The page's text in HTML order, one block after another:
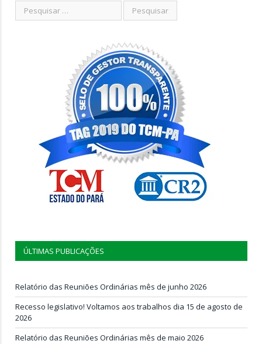
ÚLTIMAS PUBLICAÇÕES
Relatório das Reuniões Ordinárias mês de junho 2026
Recesso legislativo! Voltamos aos trabalhos dia 15 de agosto de
2026
Relatório das Reuniões Ordinárias mês de maio 2026